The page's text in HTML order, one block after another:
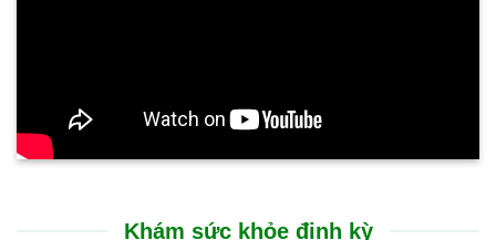
Khám sức khỏe định kỳ